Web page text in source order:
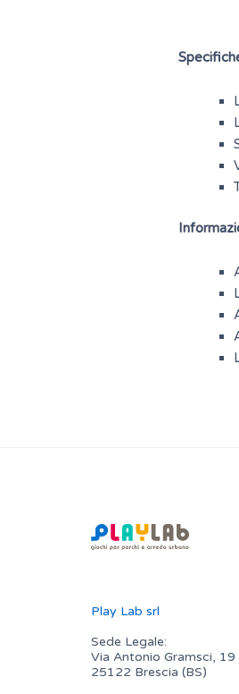
Play Lab srl
Sede Legale:
Via Antonio Gramsci, 19
25122 Brescia (BS)